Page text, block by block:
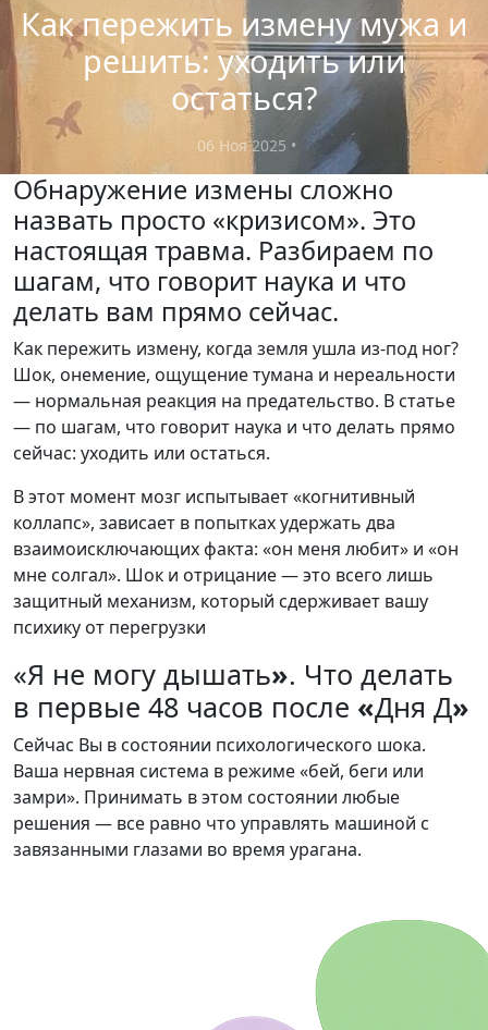
Как пережить измену мужа и
решить: уходить или
остаться?
06 Ноя 2025 •
Обнаружение измены сложно
назвать просто «кризисом». Это
настоящая травма. Разбираем по
шагам, что говорит наука и что
делать вам прямо сейчас.
Как пережить измену, когда земля ушла из-под ног?
Шок, онемение, ощущение тумана и нереальности
— нормальная реакция на предательство. В статье
— по шагам, что говорит наука и что делать прямо
сейчас: уходить или остаться.
В этот момент мозг испытывает «когнитивный
коллапс», зависает в попытках удержать два
взаимоисключающих факта: «он меня любит» и «он
мне солгал». Шок и отрицание — это всего лишь
защитный механизм, который сдерживает вашу
психику от перегрузки
«Я не могу дышать». Что делать
в первые 48 часов после «Дня Д»
Сейчас Вы в состоянии психологического шока.
Ваша нервная система в режиме «бей, беги или
замри». Принимать в этом состоянии любые
решения — все равно что управлять машиной с
завязанными глазами во время урагана.